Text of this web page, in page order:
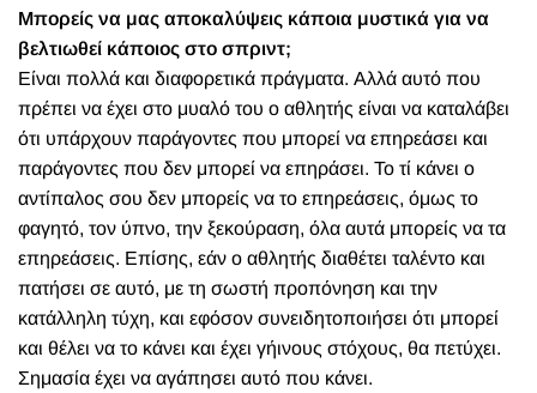
Μπορείς να μας αποκαλύψεις κάποια μυστικά για να
βελτιωθεί κάποιος στο σπριντ;
Είναι πολλά και διαφορετικά πράγματα. Αλλά αυτό που
πρέπει να έχει στο μυαλό του ο αθλητής είναι να καταλάβει
ότι υπάρχουν παράγοντες που μπορεί να επηρεάσει και
παράγοντες που δεν μπορεί να επηράσει. Το τί κάνει ο
αντίπαλος σου δεν μπορείς να το επηρεάσεις, όμως το
φαγητό, τον ύπνο, την ξεκούραση, όλα αυτά μπορείς να τα
επηρεάσεις. Επίσης, εάν ο αθλητής διαθέτει ταλέντο και
πατήσει σε αυτό, με τη σωστή προπόνηση και την
κατάλληλη τύχη, και εφόσον συνειδητοποιήσει ότι μπορεί
και θέλει να το κάνει και έχει γήινους στόχους, θα πετύχει.
Σημασία έχει να αγάπησει αυτό που κάνει.